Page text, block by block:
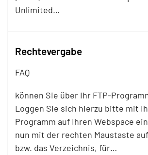
Unlimited…
Rechtevergabe
FAQ
können Sie über Ihr FTP-
Loggen Sie sich hierzu bitte mit
Programm auf Ihren Webspace
nun mit der rechten Maustaste
bzw. das Verzeichnis, für…